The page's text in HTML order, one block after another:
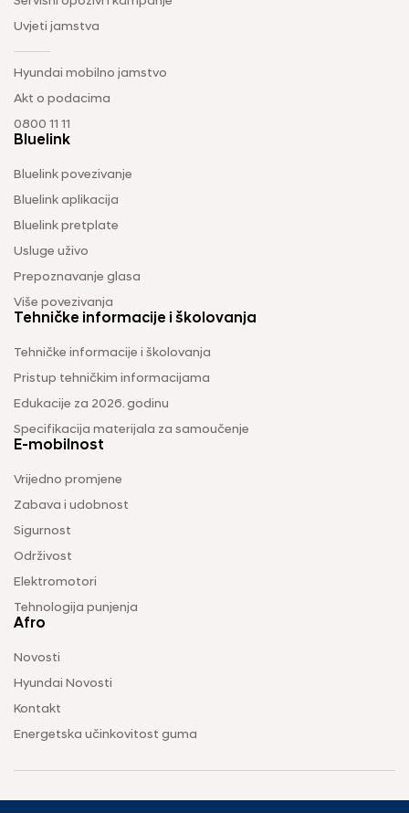
Uvjeti jamstva
Hyundai mobilno jamstvo
Akt o podacima
0800 11 11
Bluelink
Bluelink povezivanje
Bluelink aplikacija
Bluelink pretplate
Usluge uživo
Prepoznavanje glasa
Više povezivanja
Tehničke informacije i školovanja
Tehničke informacije i školovanja
Pristup tehničkim informacijama
Edukacije za 2026. godinu
Specifikacija materijala za samoučenje
E-mobilnost
Vrijedno promjene
Zabava i udobnost
Sigurnost
Održivost
Elektromotori
Tehnologija punjenja
Afro
Novosti
Hyundai Novosti
Kontakt
Energetska učinkovitost guma